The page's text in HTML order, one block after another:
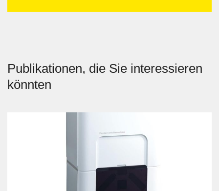
Publikationen, die Sie interessieren
könnten